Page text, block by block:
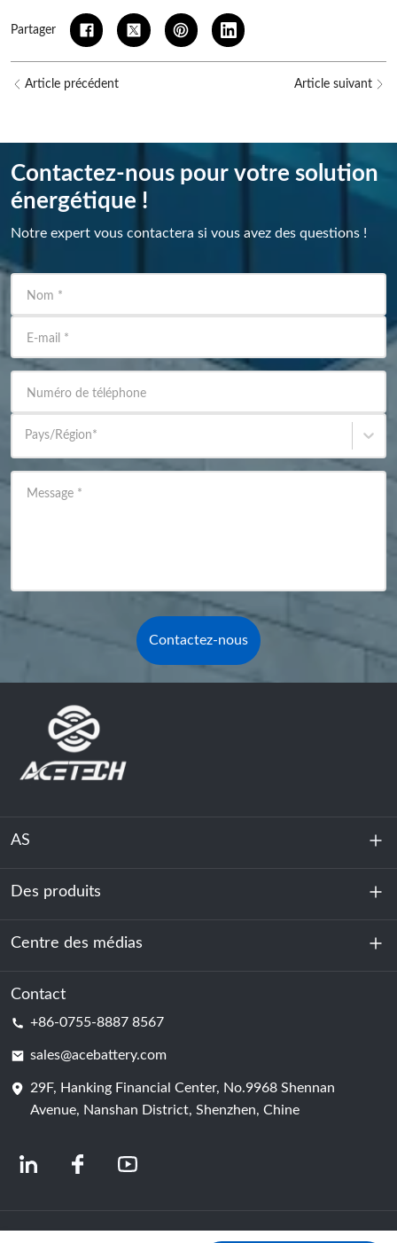
Partager
Article précédent Article suivant
Contactez-nous pour votre solution
énergétique !
Notre expert vous contactera si vous avez des questions !
Nom *
E-mail *
Numéro de téléphone
Pays/Région*
Message *
Contactez-nous
AS
À propos de nous
Durabilité
Des produits
Stockage d'énergie
Centre de données et salle des serveurs
Cellule de batterie
Centre des médias
Nouvelles
Contact
+86-0755-8887 8567
sales@acebattery.com
29F, Hanking Financial Center, No.9968 Shennan
Avenue, Nanshan District, Shenzhen, Chine